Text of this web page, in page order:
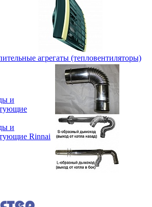
агрегаты (тепловентиляторы)
и
и
Rinnai